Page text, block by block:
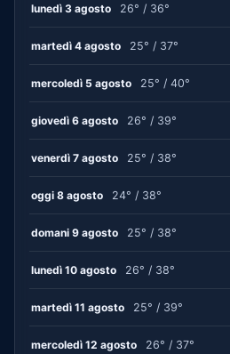
lunedì 3 agosto 26° / 36°
martedì 4 agosto 25° / 37°
mercoledì 5 agosto 25° / 40°
giovedì 6 agosto 26° / 39°
venerdì 7 agosto 25° / 38°
oggi 8 agosto 24° / 38°
domani 9 agosto 25° / 38°
lunedì 10 agosto 26° / 38°
martedì 11 agosto 25° / 39°
mercoledì 12 agosto 26° / 37°